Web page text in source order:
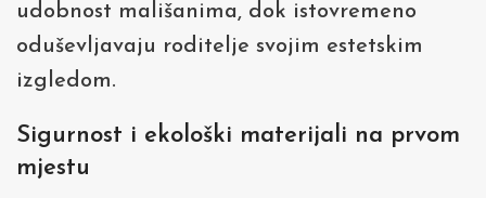
udobnost mališanima, dok istovremeno
oduševljavaju roditelje svojim estetskim
izgledom.
Sigurnost i ekološki materijali na prvom
mjestu